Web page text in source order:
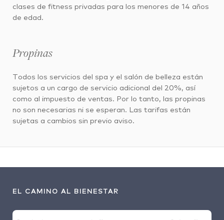
clases de fitness privadas para los menores de 14 años
de edad.
Propinas
Todos los servicios del spa y el salón de belleza están
sujetos a un cargo de servicio adicional del 20%, así
como al impuesto de ventas. Por lo tanto, las propinas
no son necesarias ni se esperan. Las tarifas están
sujetas a cambios sin previo aviso.
EL CAMINO AL BIENESTAR